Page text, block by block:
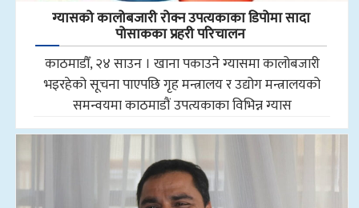
ग्यासको कालोबजारी रोक्न उपत्यकाका डिपोमा सादा
पोसाकका प्रहरी परिचालन
काठमाडौँ, २४ साउन । खाना पकाउने ग्यासमा कालोबजारी
भइरहेको सूचना पाएपछि गृह मन्त्रालय र उद्योग मन्त्रालयको
समन्वयमा काठमाडौं उपत्यकाका विभिन्न ग्यास